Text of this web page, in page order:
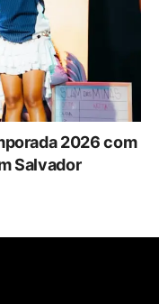
2026 com
Salvador